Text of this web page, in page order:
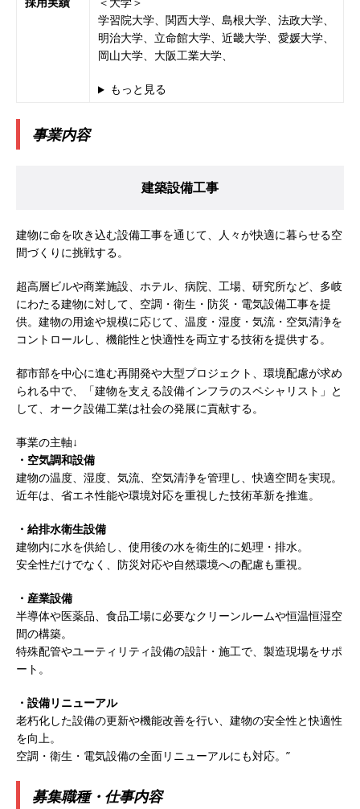
業が手がける賃貸アパート・マンションの管理を
行う ｜ 年間休日125日以上 ｜ 不動産業ではレア
な私服出社OK ｜ 土日祝完全休み ｜ スタンダー
ー｜東京勤務・転勤なし ｜ 文理不問 】 7期連続
休み ｜ データアナリティクスラボ
体育会積
極採用企業
し 】 食品・生鮮業界に特化した人材紹介サービ
スを提供するベンチャー企業 ｜ 設立から毎年黒
イシル
体育会積極採用企業
登竜門!! 満足度98％のインターン 】 東京勤務・
目指せる!! ｜ データX
体育会積極採用企業
るオープンカンパニー 】 大林グループ ｜ 全国規
+各手当 ｜ 年間休日125日 ｜ オーク設備工業
学習院大学、関西大学、島根大学、法政大学、
明治大学、立命館大学、近畿大学、愛媛大学、
岡山大学、大阪工業大学、
もっと見る
事業内容
建築設備工事
建物に命を吹き込む設備工事を通じて、人々が快適に暮らせる空
間づくりに挑戦する。
超高層ビルや商業施設、ホテル、病院、工場、研究所など、多岐
にわたる建物に対して、空調・衛生・防災・電気設備工事を提
供。建物の用途や規模に応じて、温度・湿度・気流・空気清浄を
コントロールし、機能性と快適性を両立する技術を提供する。
都市部を中心に進む再開発や大型プロジェクト、環境配慮が求め
られる中で、「建物を支える設備インフラのスペシャリスト」と
して、オーク設備工業は社会の発展に貢献する。
事業の主軸↓
・空気調和設備
建物の温度、湿度、気流、空気清浄を管理し、快適空間を実現。
近年は、省エネ性能や環境対応を重視した技術革新を推進。
・給排水衛生設備
建物内に水を供給し、使用後の水を衛生的に処理・排水。
安全性だけでなく、防災対応や自然環境への配慮も重視。
・産業設備
半導体や医薬品、食品工場に必要なクリーンルームや恒温恒湿空
間の構築。
特殊配管やユーティリティ設備の設計・施工で、製造現場をサポ
ート。
・設備リニューアル
老朽化した設備の更新や機能改善を行い、建物の安全性と快適性
を向上。
空調・衛生・電気設備の全面リニューアルにも対応。”
募集職種・仕事内容